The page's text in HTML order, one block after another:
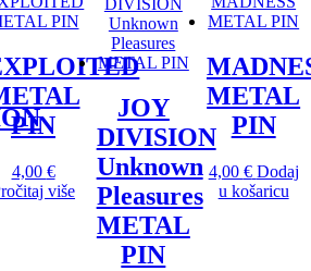
PIN
4,00 €
više
JOY
DIVISION
Unknown
Pleasures
METAL
PIN
METAL
PIN
4,00 € Dodaj
u košaricu